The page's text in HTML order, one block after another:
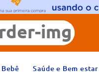
Saúde e Bem estar